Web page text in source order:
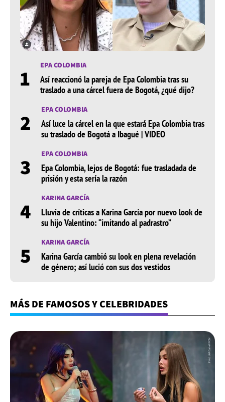
1 EPA COLOMBIA
Así reaccionó la pareja de Epa Colombia tras su
traslado a una cárcel fuera de Bogotá, ¿qué dijo?
2 EPA COLOMBIA
Así luce la cárcel en la que estará Epa Colombia tras
su traslado de Bogotá a Ibagué | VIDEO
3 EPA COLOMBIA
Epa Colombia, lejos de Bogotá: fue trasladada de
prisión y esta sería la razón
4 KARINA GARCÍA
Lluvia de críticas a Karina García por nuevo look de
su hijo Valentino: “imitando al padrastro”
5 KARINA GARCÍA
Karina García cambió su look en plena revelación
de género; así lució con sus dos vestidos
MÁS DE FAMOSOS Y CELEBRIDADES